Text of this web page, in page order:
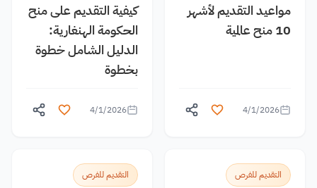
مواعيد التقديم لأشهر
10 منح عالمية
4/1/2026
كيفية التقديم على منح
الحكومة الهنغارية:
الدليل الشامل خطوة
بخطوة
4/1/2026
التقديم للفرص التقديم للفرص